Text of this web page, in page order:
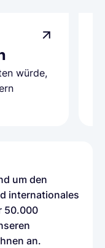
würde,
um den
internationales
50.000
an.